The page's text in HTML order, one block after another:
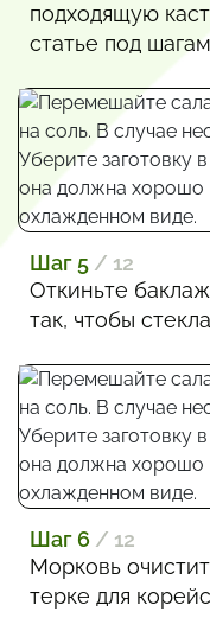
подходящую
статье под
Шаг 5 / 12
Откиньте
так, чтобы
Шаг 6 / 12
Морковь
терке для